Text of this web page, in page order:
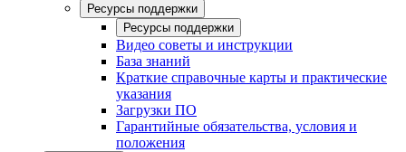
Ресурсы поддержки
Ресурсы поддержки
Видео советы и инструкции
База знаний
Краткие справочные карты и практические
указания
Загрузки ПО
Гарантийные обязательства, условия и
положения